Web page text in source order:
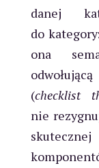
danej
do
ona
(checklist
nie